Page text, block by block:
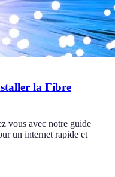
la Fibre
vous avec notre guide
un internet rapide et